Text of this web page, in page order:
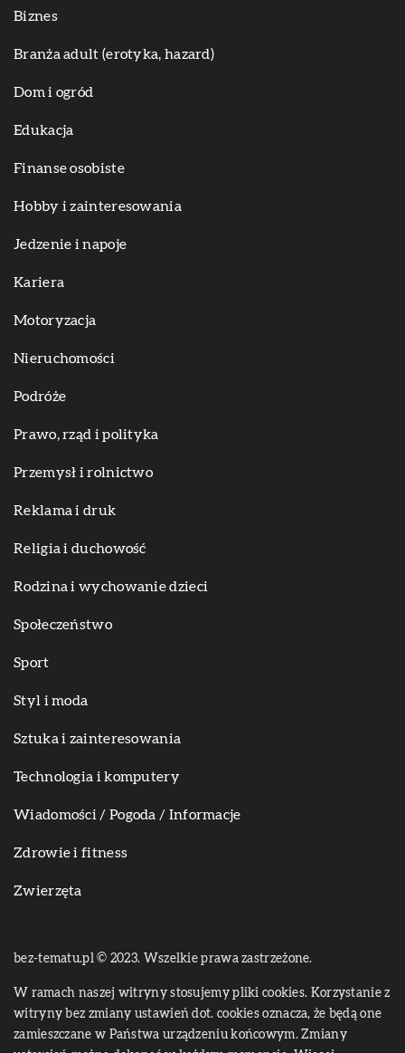
Biznes
Branża adult (erotyka, hazard)
Dom i ogród
Edukacja
Finanse osobiste
Hobby i zainteresowania
Jedzenie i napoje
Kariera
Motoryzacja
Nieruchomości
Podróże
Prawo, rząd i polityka
Przemysł i rolnictwo
Reklama i druk
Religia i duchowość
Rodzina i wychowanie dzieci
Społeczeństwo
Sport
Styl i moda
Sztuka i zainteresowania
Technologia i komputery
Wiadomości / Pogoda / Informacje
Zdrowie i fitness
Zwierzęta
bez-tematu.pl © 2023. Wszelkie prawa zastrzeżone.
W ramach naszej witryny stosujemy pliki cookies. Korzystanie z
witryny bez zmiany ustawień dot. cookies oznacza, że będą one
zamieszczane w Państwa urządzeniu końcowym. Zmiany